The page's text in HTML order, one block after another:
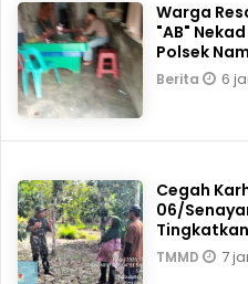
Warga
"AB"
Polsek
Berita 6
Cegah
06/
TMMD 7